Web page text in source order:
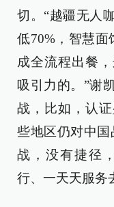
切。“越疆无人
低70%，智慧
成全流程出餐
吸引力的。”谢
战，比如，认
些地区仍对中
战，没有捷径
行、一天天服务